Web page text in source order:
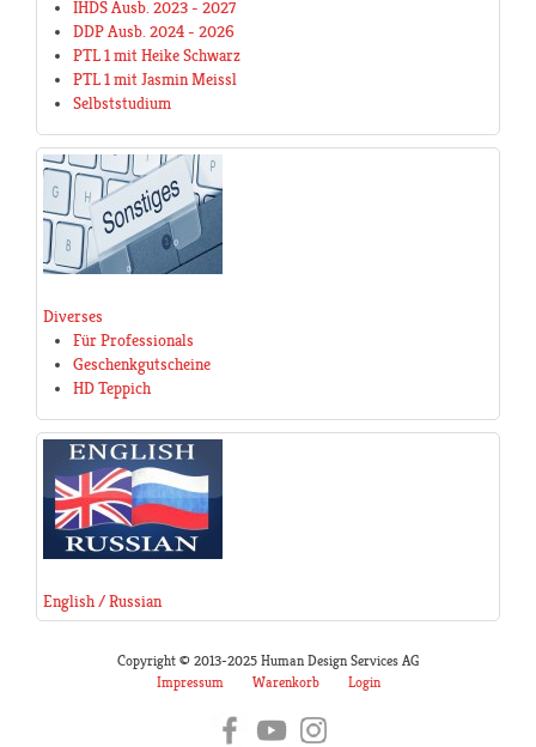
IHDS Ausb. 2023 - 2027
DDP Ausb. 2024 - 2026
PTL 1 mit Heike Schwarz
PTL 1 mit Jasmin Meissl
Selbststudium
Diverses
Für Professionals
Geschenkgutscheine
HD Teppich
English / Russian
Copyright © 2013-2025 Human Design Services AG
Impressum
Warenkorb Login